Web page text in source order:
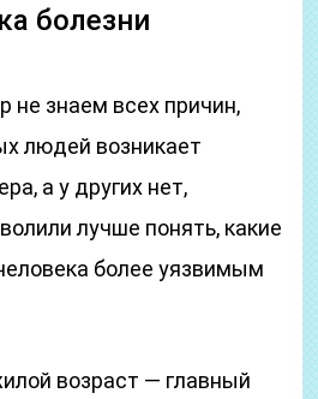
болезни
не знаем всех причин,
людей возникает
а у других нет,
лучше понять, какие
более уязвимым
возраст — главный